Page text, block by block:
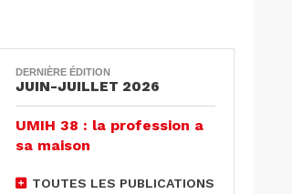
DERNIÈRE ÉDITION
JUIN-JUILLET 2026
UMIH 38 : la profession a
sa maison
TOUTES LES PUBLICATIONS